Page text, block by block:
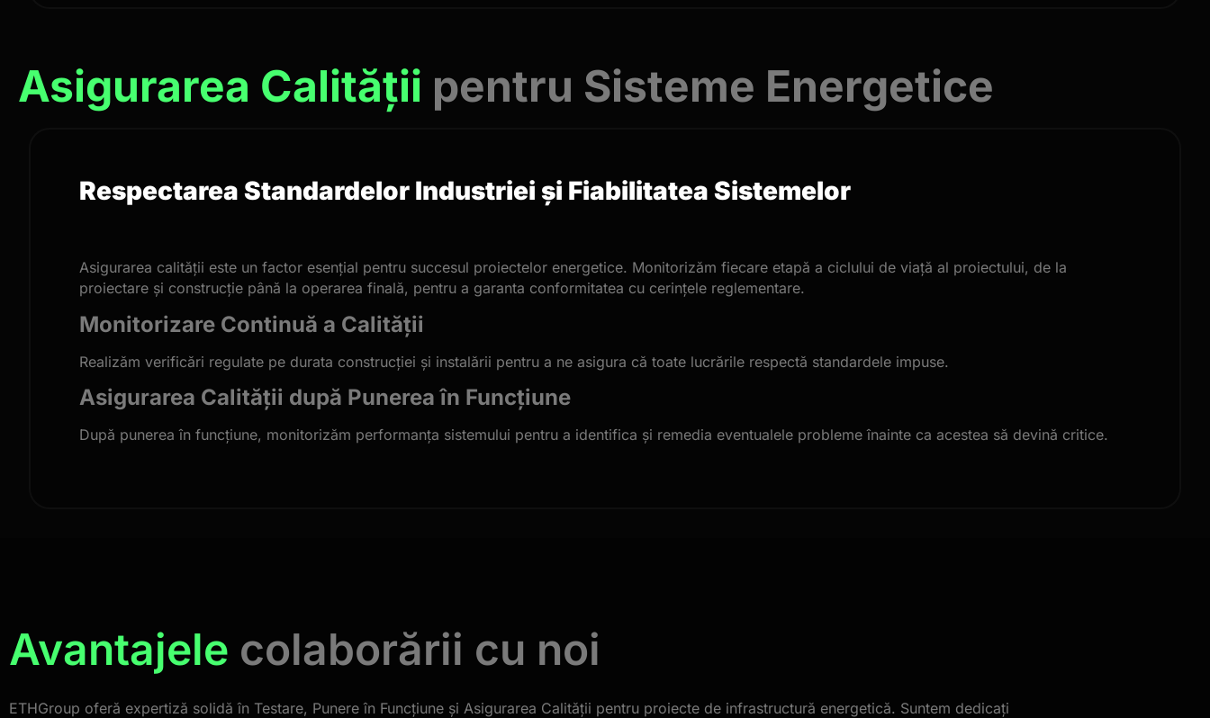
Asigurarea Calității pentru Sisteme Energetice
Respectarea Standardelor Industriei și Fiabilitatea Sistemelor
Asigurarea calității este un factor esențial pentru succesul proiectelor energetice. Monitorizăm fiecare etapă a ciclului de viață al proiectului, de la
proiectare și construcție până la operarea finală, pentru a garanta conformitatea cu cerințele reglementare.
Monitorizare Continuă a Calității
Realizăm verificări regulate pe durata construcției și instalării pentru a ne asigura că toate lucrările respectă standardele impuse.
Asigurarea Calității după Punerea în Funcțiune
După punerea în funcțiune, monitorizăm performanța sistemului pentru a identifica și remedia eventualele probleme înainte ca acestea să devină critice.
Avantajele colaborării cu noi
ETHGroup oferă expertiză solidă în Testare, Punere în Funcțiune și Asigurarea Calității pentru proiecte de infrastructură energetică. Suntem dedicați